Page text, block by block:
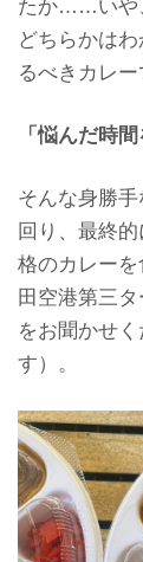
たか……いや
どちらかは
るべきカレー
「悩んだ時
そんな身勝
回り、最終
格のカレー
田空港第三
をお聞かせ
す）。